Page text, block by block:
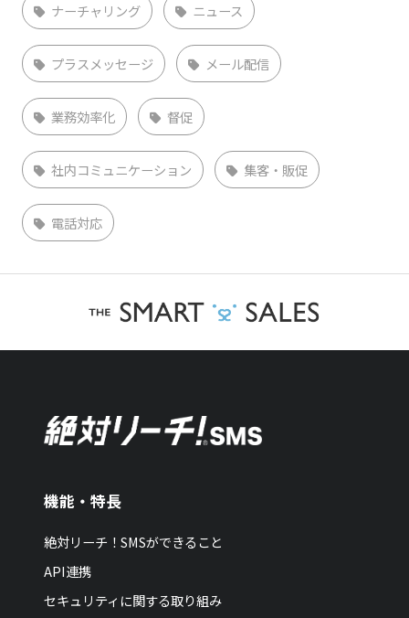
ナーチャリング ニュース
プラスメッセージ メール配信
業務効率化 督促
社内コミュニケーション 集客・販促
電話対応
機能・特長
絶対リーチ！SMSができること
API連携
セキュリティに関する取り組み